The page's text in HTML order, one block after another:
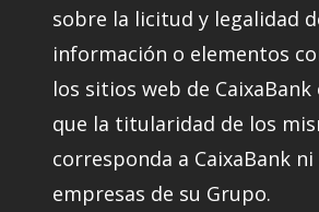
sobre la licitud y legalidad
información o elementos
los sitios web de CaixaBank
que la titularidad de los
corresponda a CaixaBank ni
empresas de su Grupo.